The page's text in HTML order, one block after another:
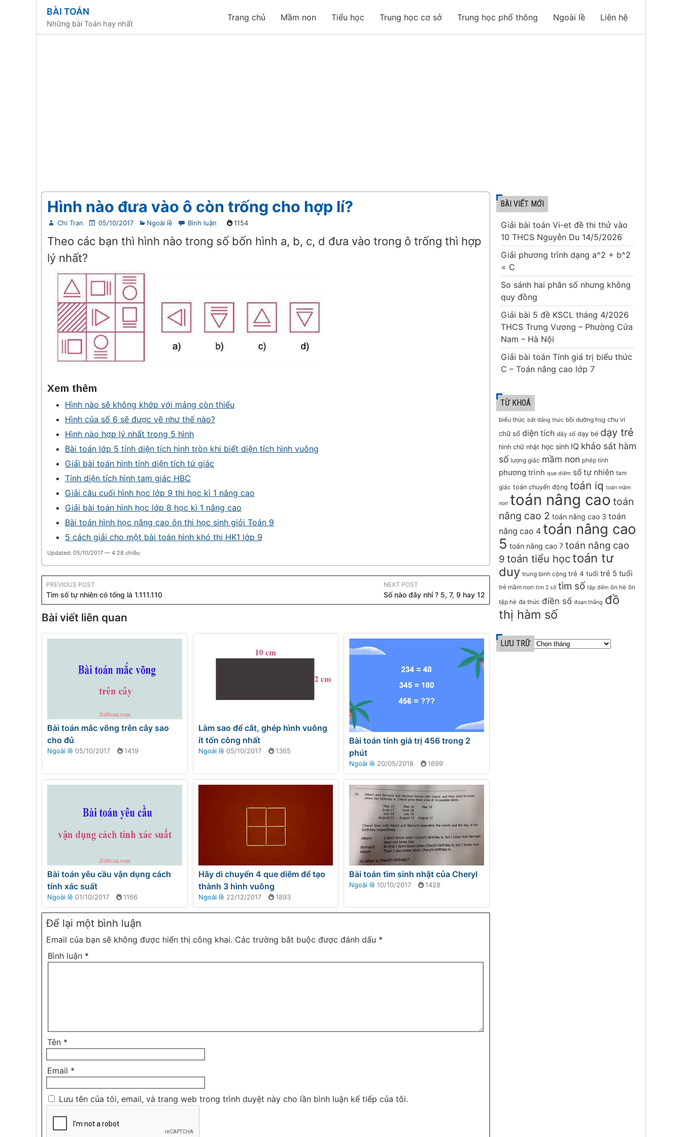
BÀI TOÁN
Những bài Toán hay nhất
Trang chủ Mầm non Tiểu học Trung học cơ sở Trung học phổ thông Ngoài lề Liên hệ
Hình nào đưa vào ô còn trống cho hợp lí?
Chi Tran 05/10/2017 Ngoài lề Bình luận 1154
Theo các bạn thì hình nào trong số bốn hình a, b, c, d đưa vào trong ô trống thì hợp
lý nhất?
Xem thêm
Hình nào sẽ không khớp với mảng còn thiếu
Hình của số 6 sẽ được vẽ như thế nào?
Hình nào hợp lý nhất trong 5 hình
Bài toán lớp 5 tính diện tích hình tròn khi biết diện tích hình vuông
Giải bài toán hình tính diện tích tứ giác
Tính diện tích hình tam giác HBC
Giải câu cuối hình học lớp 9 thi học kì 1 nâng cao
Giải bài toán hình học lớp 8 học kì 1 nâng cao
Bài toán hình học nâng cao ôn thi học sinh giỏi Toán 9
5 cách giải cho một bài toán hình khó thi HK1 lớp 9
Updated: 05/10/2017 — 4:28 chiều
PREVIOUS POST
Tìm số tự nhiên có tổng là 1.111.110
NEXT POST
Số nào đây nhỉ ? 5, 7, 9 hay 12
Bài viết liên quan
Bài toán mắc võng trên cây sao
cho đủ
Ngoài lề 05/10/2017 1419
Làm sao để cắt, ghép hình vuông
ít tốn công nhất
Ngoài lề 05/10/2017 1365
Bài toán tính giá trị 456 trong 2
phút
Ngoài lề 20/05/2018 1699
Bài toán yêu cầu vận dụng cách
tính xác suất
Ngoài lề 01/10/2017 1166
Hãy di chuyển 4 que diêm để tạo
thành 3 hình vuông
Ngoài lề 22/12/2017 1893
Bài toán tìm sinh nhật của Cheryl
Ngoài lề 10/10/2017 1428
Để lại một bình luận
Email của bạn sẽ không được hiển thị công khai. Các trường bắt buộc được đánh dấu *
Bình luận *
Tên *
Email *
Lưu tên của tôi, email, và trang web trong trình duyệt này cho lần bình luận kế tiếp của tôi.
BÀI VIẾT MỚI
Giải bài toán Vi-et đề thi thử vào
10 THCS Nguyễn Du 14/5/2026
Giải phương trình dạng a^2 + b^2
= C
So sánh hai phân số nhưng không
quy đồng
Giải bài 5 đề KSCL tháng 4/2026
THCS Trưng Vương – Phường Cửa
Nam – Hà Nội
Giải bài toán Tính giá trị biểu thức
C – Toán nâng cao lớp 7
TỪ KHOÁ
biểu thức bất đẳng thức bồi dưỡng hsg chu vi
chữ số diện tích dãy số dạy bé dạy trẻ
hình chữ nhật học sinh IQ khảo sát hàm
số lượng giác mầm non phép tính
phương trình que diêm số tự nhiên tam
giác toán chuyển động toán iq toán mầm
non toán nâng cao toán
nâng cao 2 toán nâng cao 3 toán
nâng cao 4 toán nâng cao
5 toán nâng cao 7 toán nâng cao
9 toán tiểu họctoán tư
duy trung bình cộng trẻ 4 tuổi trẻ 5 tuổi
trẻ mầm non tìm 2 số tìm số tập đếm ôn hè ôn
tập hè đa thức điền số đoạn thẳng đồ
thị hàm số
LƯU TRỮ